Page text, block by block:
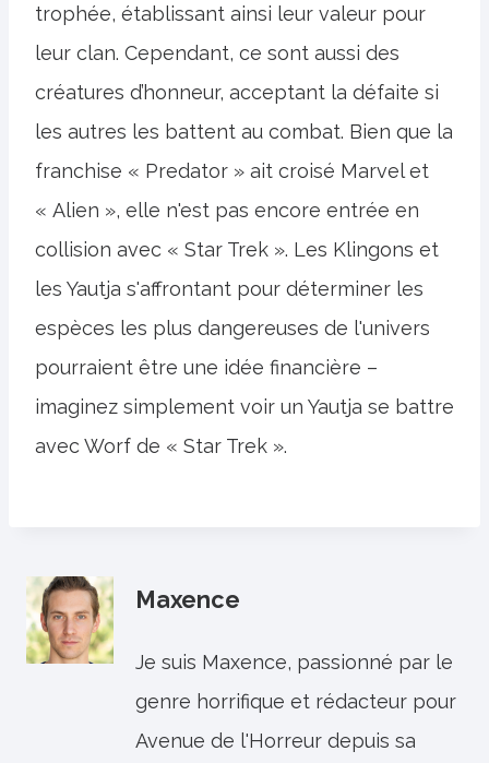
trophée, établissant ainsi leur valeur pour
leur clan. Cependant, ce sont aussi des
créatures d’honneur, acceptant la défaite si
les autres les battent au combat. Bien que la
franchise « Predator » ait croisé Marvel et
« Alien », elle n'est pas encore entrée en
collision avec « Star Trek ». Les Klingons et
les Yautja s'affrontant pour déterminer les
espèces les plus dangereuses de l'univers
pourraient être une idée financière –
imaginez simplement voir un Yautja se battre
avec Worf de « Star Trek ».
Maxence
Je suis Maxence, passionné par le
genre horrifique et rédacteur pour
Avenue de l'Horreur depuis sa